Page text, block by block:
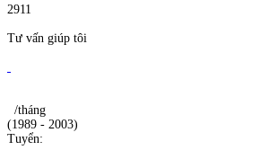
2911
Tư vấn giúp tôi
/tháng
(1989 - 2003)
Tuyển: